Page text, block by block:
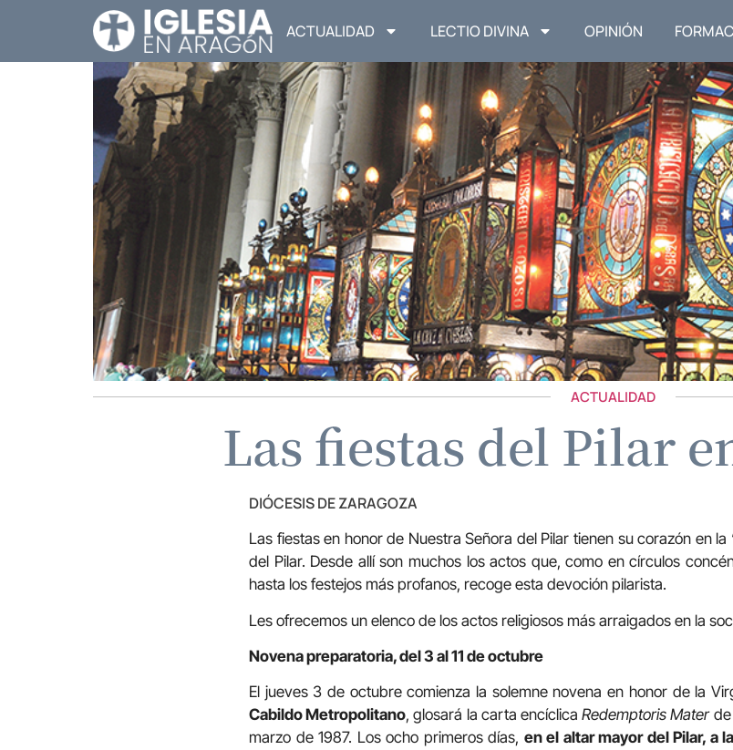
ACTUALIDAD LECTIO DIVINA OPINIÓN
ACTUALIDAD
Las fiestas del Pilar
DIÓCESIS DE ZARAGOZA
Las fiestas en honor de Nuestra Señora del Pilar tienen su corazón en la
del Pilar. Desde allí son muchos los actos que, como en círculos
hasta los festejos más profanos, recoge esta devoción pilarista.
Les ofrecemos un elenco de los actos religiosos más arraigados en la
Novena preparatoria, del 3 al 11 de octubre
El jueves 3 de octubre comienza la solemne novena en honor de la
Cabildo Metropolitano, glosará la carta encíclicaRedemptoris Materde
marzo de 1987. Los ocho primeros días, en el altar mayor del Pilar, a